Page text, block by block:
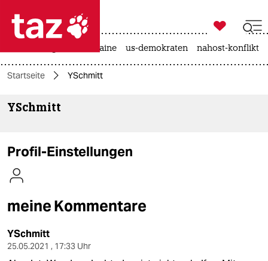
 taz zahl ich
themen
kultur
sport

taz zahl ich
krieg in der ukraine us-demokraten nahost-konflikt
Startseite YSchmitt
YSchmitt
Profil-Einstellungen
meine Kommentare
YSchmitt
25.05.2021 , 17:33 Uhr